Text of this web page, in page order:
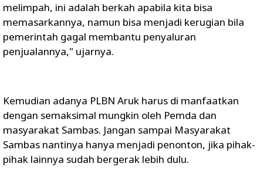
melimpah, ini adalah berkah apabila kita bisa
memasarkannya, namun bisa menjadi kerugian bila
pemerintah gagal membantu penyaluran
penjualannya," ujarnya.
Kemudian adanya PLBN Aruk harus di manfaatkan
dengan semaksimal mungkin oleh Pemda dan
masyarakat Sambas. Jangan sampai Masyarakat
Sambas nantinya hanya menjadi penonton, jika pihak-
pihak lainnya sudah bergerak lebih dulu.